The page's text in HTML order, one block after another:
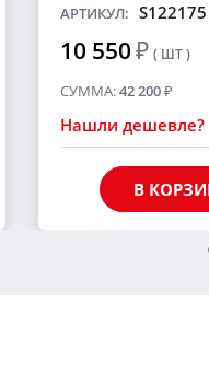
АРТИКУЛ: S122175
10 550₽ ( ШТ )
СУММА:42 200₽
Нашли дешевле?
В